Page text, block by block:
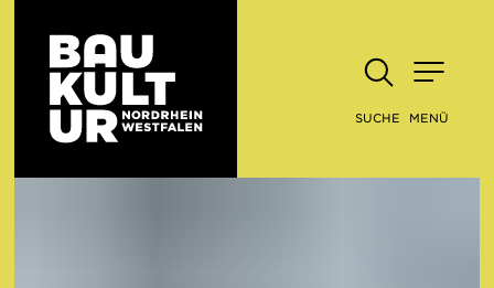
SUCHE MENÜ